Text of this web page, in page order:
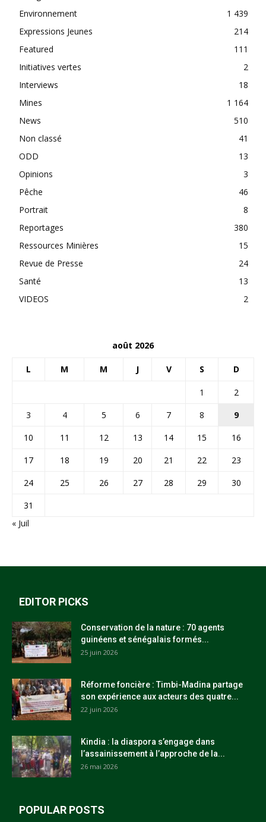
Environnement
1 439
Expressions Jeunes
214
Featured
111
Initiatives vertes
2
Interviews
18
Mines
1 164
News
510
Non classé
41
ODD
13
Opinions
3
Pêche
46
Portrait
8
Reportages
380
Ressources Minières
15
Revue de Presse
24
Santé
13
VIDEOS
2
août 2026
L M M J V S D
1
2
3
4 5 6 7 8
9
10
11 12 13 14 15
16
17
18 19 20 21 22
23
24
25 26 27 28 29
30
31
« Juil
EDITOR PICKS
Conservation de la nature : 70 agents
guinéens et sénégalais formés...
25 juin 2026
Réforme foncière : Timbi-Madina partage
son expérience aux acteurs des quatre...
22 juin 2026
Kindia : la diaspora s’engage dans
l’assainissement à l’approche de la...
26 mai 2026
POPULAR POSTS